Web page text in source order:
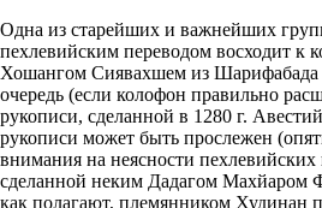
Одна из старейших и важнейших
пехлевийским переводом восходит к
Хошангом Сиявахшем из Шарифабада
очередь (если колофон правильно
рукописи, сделанной в 1280 г.
рукописи может быть прослежен
внимания на неясности
сделанной неким Дадагом Махйаром
как полагают, племянником Худинан